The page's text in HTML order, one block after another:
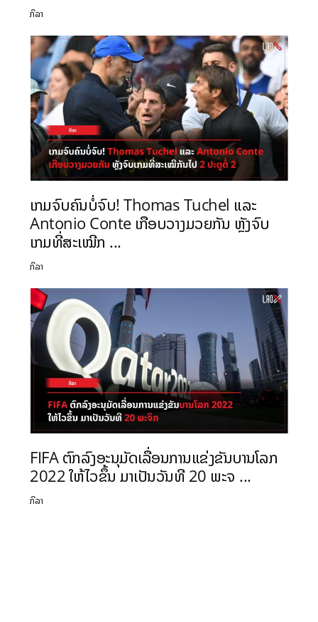
ກິລາ
ເກມຈົບຄົນບໍ່ຈົບ! Thomas Tuchel ແລະ
Antonio Conte ເກືອບວາງມວຍກັນ ຫຼັງຈົບ
ເກມທີ່ສະເໝີກ ...
ກິລາ
FIFA ຕົກລົງອະນຸມັດເລື່ອນການແຂ່ງຂັນບານໂລກ
2022 ໃຫ້ໄວຂຶ້ນ ມາເປັນວັນທີ 20 ພະຈ ...
ກິລາ